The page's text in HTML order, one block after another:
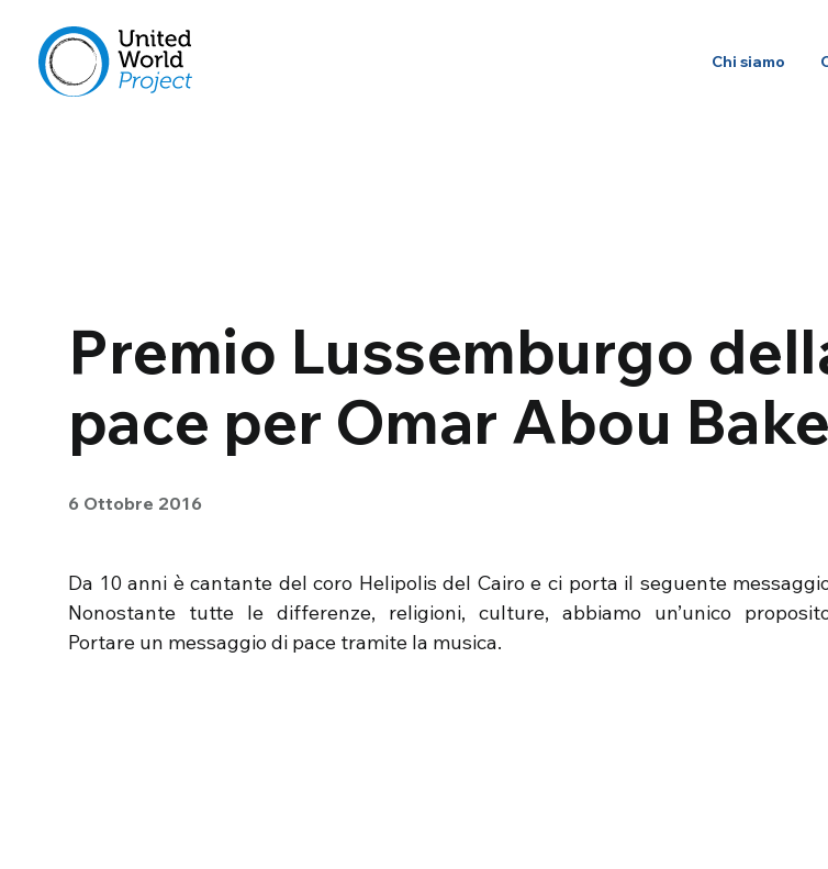
Chi siamo
Premio Lussemburgo
pace per Omar Abou
6 Ottobre 2016
Da 10 anni è cantante del coro Helipolis del Cairo e ci porta il seguente
Nonostante tutte le differenze, religioni, culture, abbiamo un’unico
Portare un messaggio di pace tramite la musica.